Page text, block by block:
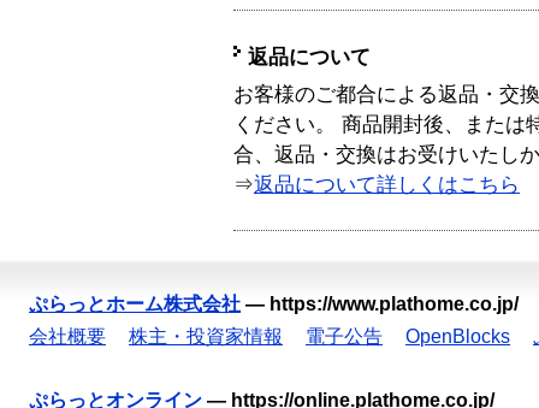
返品について
お客様のご都合による返品・交
ください。 商品開封後、または
合、返品・交換はお受けいたし
⇒返品について詳しくはこちら
ぷらっとホーム株式会社 — https://www.plathome.co.jp/
会社概要
株主・投資家情報 電子公告 OpenBlocks
ぷらっとオンライン — https://online.plathome.co.jp/